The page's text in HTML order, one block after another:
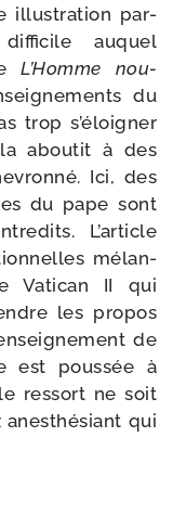
illus­tra­tion par­
auquel
L’Homme nou­
du
trop s’éloigner
abou­tit à des
Ici, des
du pape sont
L’article
mélan­
Vatican II qui
les pro­pos
de
est pous­sée à
res­sort ne soit
qui